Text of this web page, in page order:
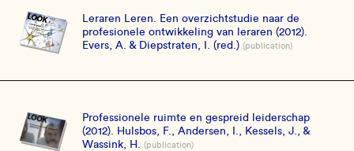
Leraren Leren. Een overzichtstudie naar de
profesionele ontwikkeling van leraren (2012).
Evers, A. & Diepstraten, I. (red.) (publication)
Professionele ruimte en gespreid leiderschap
(2012). Hulsbos, F., Andersen, I., Kessels, J., &
Wassink, H.
(publication)